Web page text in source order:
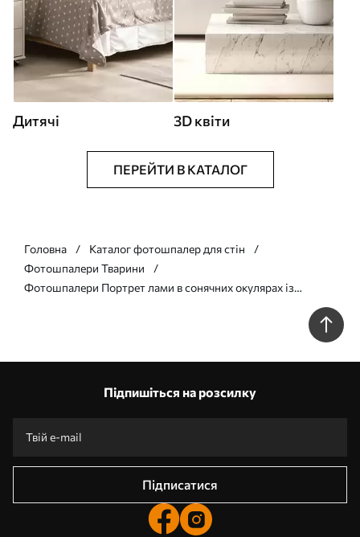
Дитячі 3D квіти
ПЕРЕЙТИ В КАТАЛОГ
Головна
Каталог фотошпалер для стін
Фотошпалери Тварини
Фотошпалери Портрет лами в сонячних окулярах із
Підпишіться на розсилку
Підписатися